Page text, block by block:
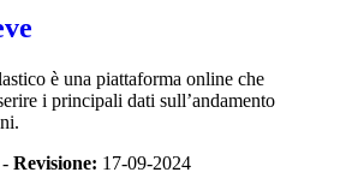
è una piattaforma online che
i principali dati sull’andamento
Revisione: 17-09-2024